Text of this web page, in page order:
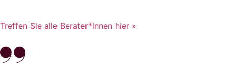
Treffen Sie alle Berater*innen hier »